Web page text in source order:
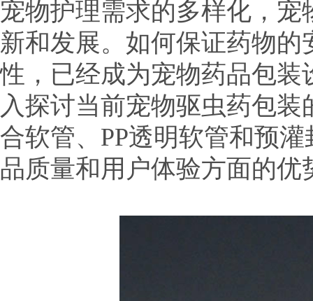
宠物护理需求的多样化，
新和发展。如何保证药物
性，已经成为宠物药品包
入探讨当前宠物驱虫药包
合软管、PP透明软管和预
品质量和用户体验方面的优